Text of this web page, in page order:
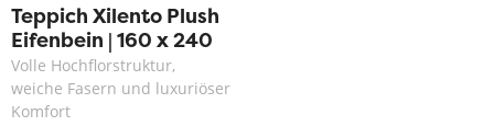
Teppich Xilento Plush
Eifenbein | 160 x 240
cm
Volle Hochflorstruktur,
weiche Fasern und luxuriöser
Komfort